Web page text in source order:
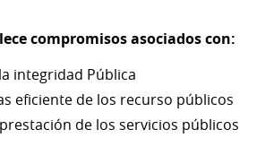
compromisos asociados con:
integridad Pública
eficiente de los recurso públicos
de los servicios públicos